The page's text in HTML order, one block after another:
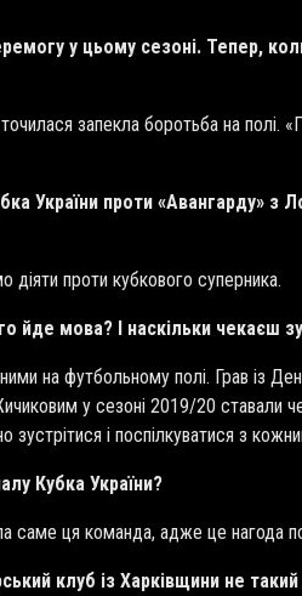
у цьому сезоні. Тепер,
запекла боротьба на полі.
України проти «Авангарду»
проти кубкового суперника.
йде мова? І наскільки чекаєш
на футбольному полі. Грав із
у сезоні 2019/20 ставали
і поспілкуватися з
Кубка України?
саме ця команда, адже це нагода
клуб із Харківщини не